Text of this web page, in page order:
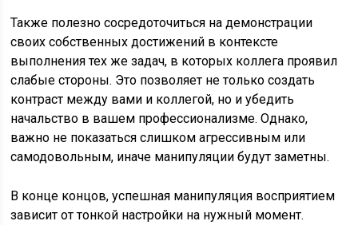
Также полезно сосредоточиться на демонстрации
своих собственных достижений в контексте
выполнения тех же задач, в которых коллега проявил
слабые стороны. Это позволяет не только создать
контраст между вами и коллегой, но и убедить
начальство в вашем профессионализме. Однако,
важно не показаться слишком агрессивным или
самодовольным, иначе манипуляции будут заметны.
В конце концов, успешная манипуляция восприятием
зависит от тонкой настройки на нужный момент.